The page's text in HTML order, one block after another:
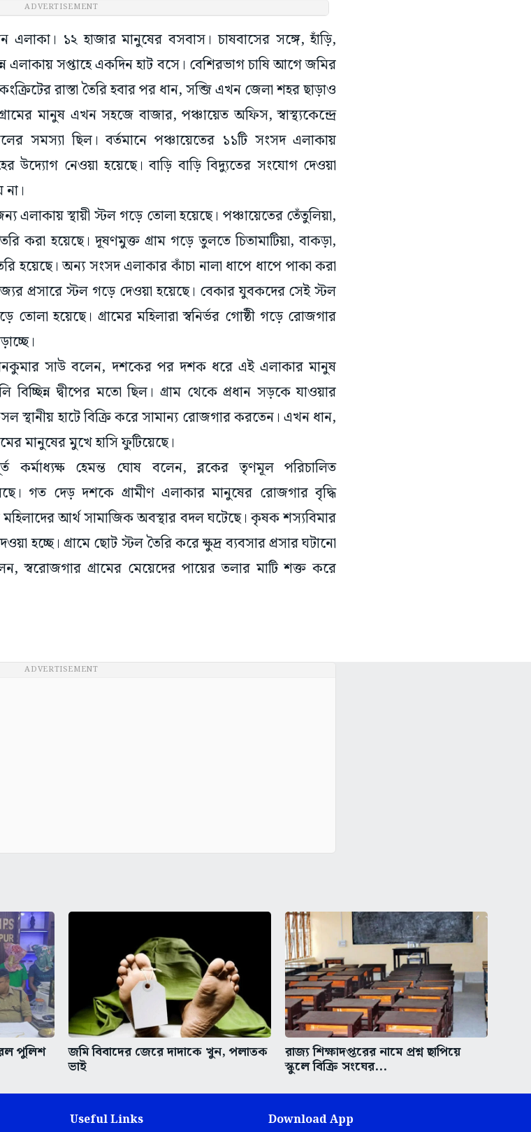
ADVERTISEMENT
১২ হাজার মানুষের বসবাস। চাষবাসের সঙ্গে, হাঁড়ি,
এলাকায় সপ্তাহে একদিন হাট বসে। বেশিরভাগ চাষি আগে জমির
রাস্তা তৈরি হবার পর ধান, সব্জি এখন জেলা শহর ছাড়াও
গ্ৰামের মানুষ এখন সহজে বাজার, পঞ্চায়েত অফিস, স্বাস্থ্যকেন্দ্রে
সমস্যা ছিল। বর্তমানে পঞ্চায়েতের ১১টি সংসদ এলাকায়
উদ্যোগ নেওয়া হয়েছে। বাড়ি বাড়ি বিদ্যুতের সংযোগ দেওয়া
এলাকায় স্থায়ী স্টল গড়ে তোলা হয়েছে। পঞ্চায়েতের তেঁতুলিয়া,
করা হয়েছে। দূষণমুক্ত গ্ৰাম গড়ে তুলতে চিতামাটিয়া, বাকড়া,
হয়েছে। অন্য সংসদ এলাকার কাঁচা নালা ধাপে ধাপে পাকা করা
প্রসারে স্টল গড়ে দেওয়া হয়েছে। বেকার যুবকদের সেই স্টল
হয়েছে। গ্ৰামের মহিলারা স্বনির্ভর গোষ্ঠী গড়ে রোজগার
সাউ বলেন, দশকের পর দশক ধরে এই এলাকার মানুষ
বিচ্ছিন্ন দ্বীপের মতো ছিল। গ্ৰাম থেকে প্রধান সড়কে যাওয়ার
স্থানীয় হাটে বিক্রি করে সামান্য রোজগার করতেন। এখন ধান,
মানুষের মুখে হাসি ফুটিয়েছে।
কর্মাধ্যক্ষ হেমন্ত ঘোষ বলেন, ব্লকের তৃণমূল পরিচালিত
গত দেড় দশকে গ্ৰামীণ এলাকার মানুষের রোজগার বৃদ্ধি
মহিলাদের আর্থ সামাজিক অবস্থার বদল ঘটেছে। কৃষক শস্যবিমার
হচ্ছে। গ্ৰামে ছোট স্টল তৈরি করে ক্ষুদ্র ব্যবসার প্রসার ঘটানো
স্বরোজগার গ্ৰামের মেয়েদের পায়ের তলার মাটি শক্ত করে
ADVERTISEMENT
পুলিশ জমি বিবাদের জেরে দাদাকে খুন, পলাতক
ভাই
রাজ্য শিক্ষাদপ্তরের নামে প্রশ্ন ছাপিয়ে
স্কুলে বিক্রি সংঘের...
Useful Links Download App